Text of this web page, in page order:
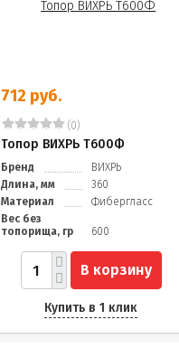
712 руб.
(0)
Топор ВИХРЬ Т600Ф
Бренд
ВИХРЬ
Длина, мм
360
Материал
Фибергласс
Вес без
топорища, гр
600
В корзину
Купить в 1 клик